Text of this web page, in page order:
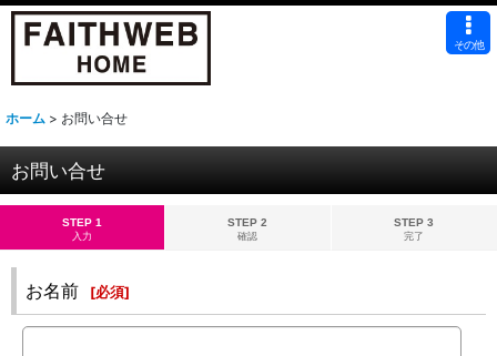
その他
ホーム > お問い合せ
お問い合せ
STEP 1
入力
STEP 2
確認
STEP 3
完了
お名前 [必須]